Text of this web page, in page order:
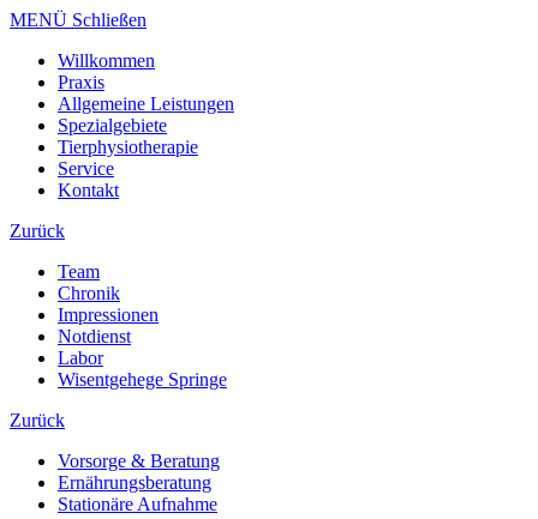
MENÜ Schließen
Willkommen
Praxis
Allgemeine Leistungen
Spezialgebiete
Tierphysiotherapie
Service
Kontakt
Zurück
Team
Chronik
Impressionen
Notdienst
Labor
Wisentgehege Springe
Zurück
Vorsorge & Beratung
Ernährungsberatung
Stationäre Aufnahme